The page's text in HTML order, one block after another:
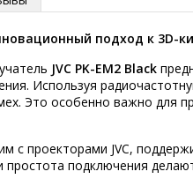
подход к 3D-
JVC PK-EM2 Black
Используя
Это особенно важно для
с проекторами JVC,
простота подключения